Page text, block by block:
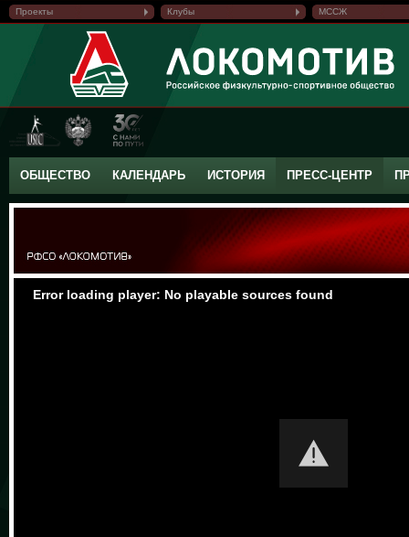
Проекты Клубы МССЖ
ОБЩЕСТВО КАЛЕНДАРЬ ИСТОРИЯ ПРЕСС-ЦЕНТР